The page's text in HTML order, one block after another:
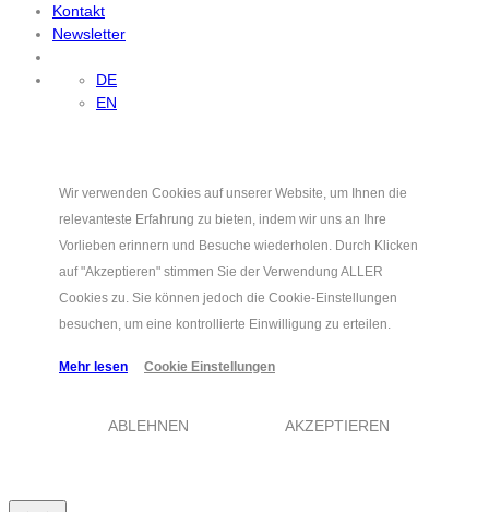
Kontakt
Newsletter
DE
EN
Wir verwenden Cookies auf unserer Website, um Ihnen die
relevanteste Erfahrung zu bieten, indem wir uns an Ihre
Vorlieben erinnern und Besuche wiederholen. Durch Klicken
auf "Akzeptieren" stimmen Sie der Verwendung ALLER
Cookies zu. Sie können jedoch die Cookie-Einstellungen
besuchen, um eine kontrollierte Einwilligung zu erteilen.
Mehr lesen Cookie Einstellungen
ABLEHNEN AKZEPTIEREN